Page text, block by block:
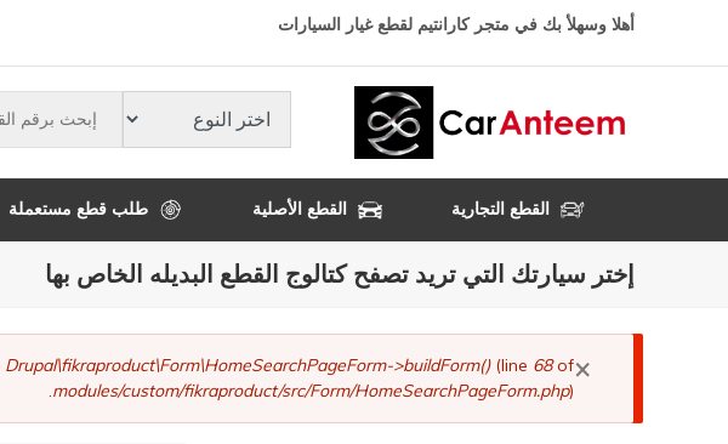
المحتوى
أهلا وسهلأ بك في متجر كارانتيم لقطع غيار السيارات
القطع التجارية القطع الأصلية طلب قطع مستعملة
إختر سيارتك التي تريد تصفح كتالوج القطع البديله الخاص بها
×
رسالة
الخطأ
Drupal\fikraproduct\Form\HomeSearchPageForm->buildForm()(line 68of
modules/custom/fikraproduct/src/Form/HomeSearchPageForm.php).